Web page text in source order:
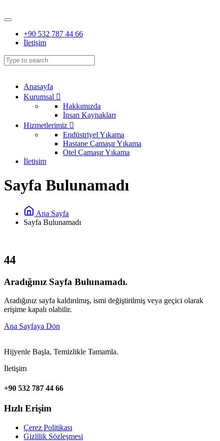
+90 532 787 44 66
İletişim
Anasayfa
Kurumsal
Hakkımızda
İnsan Kaynakları
Hizmetlerimiz
Endüstriyel Yıkama
Hastane Çamaşır Yıkama
Otel Çamaşır Yıkama
İletişim
Sayfa Bulunamadı
Ana Sayfa
Sayfa Bulunamadı
44
Aradığınız Sayfa Bulunamadı.
Aradığınız sayfa kaldırılmış, ismi değiştirilmiş veya geçici olarak
erişime kapalı olabilir.
Ana Sayfaya Dön
Hijyenle Başla, Temizlikle Tamamla.
İletişim
+90 532 787 44 66
Hızlı Erişim
Çerez Politikası
Gizlilik Sözleşmesi